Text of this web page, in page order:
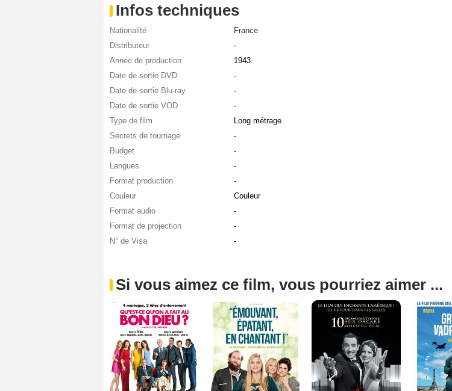
Infos techniques
Nationalité
France
Distributeur
-
Année de production
1943
Date de sortie DVD
-
Date de sortie Blu-ray
-
Date de sortie VOD
-
Type de film
Long métrage
Secrets de tournage
-
Budget
-
Langues
-
Format production
-
Couleur
Couleur
Format audio
-
Format de projection
-
N° de Visa
-
Si vous aimez ce film, vous pourriez aimer ...